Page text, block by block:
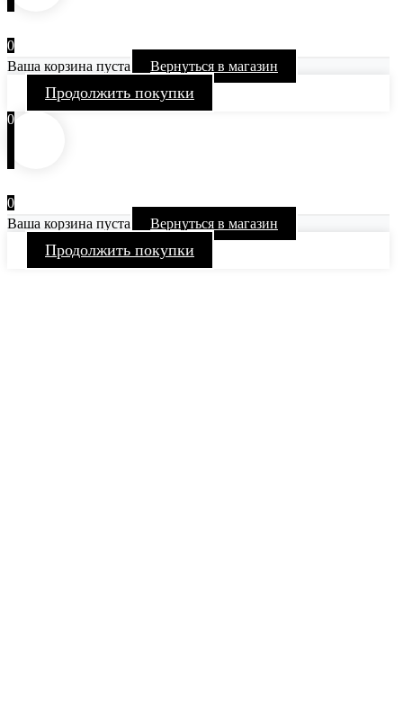
0
Ваша корзина пуста
Вернуться в магазин
Продолжить покупки
0
0
Ваша корзина пуста
Вернуться в магазин
Продолжить покупки